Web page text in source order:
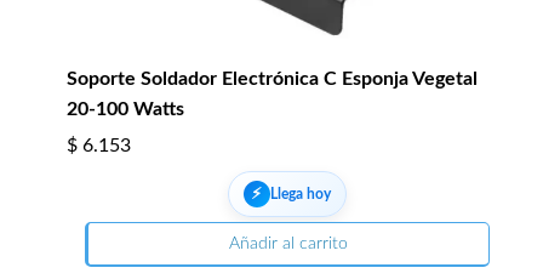
Soporte Soldador Electrónica C Esponja Vegetal
20-100 Watts
$ 6.153
⚡︎ Llega hoy
Añadir al carrito